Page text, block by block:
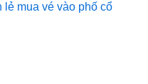
lẻ mua vé vào phố cổ